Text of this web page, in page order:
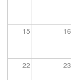
15 16
22 23